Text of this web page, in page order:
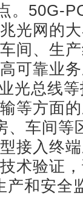
50G-
光网的
间、生
可靠业
光总线
等方面
、车间等
接入终
术验证
和安全